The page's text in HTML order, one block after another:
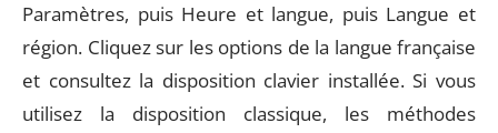
Paramètres, puis Heure et langue, puis Langue et
région. Cliquez sur les options de la langue française
et consultez la disposition clavier installée. Si vous
utilisez la disposition classique, les méthodes